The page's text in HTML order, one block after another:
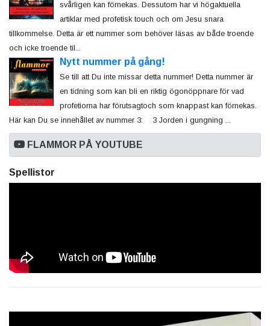
svårligen kan förnekas. Dessutom har vi högaktuella
artiklar med profetisk touch och om Jesu snara
tillkommelse. Detta är ett nummer som behöver läsas av både troende
och icke troende til...
Nytt nummer på gång!
Se till att Du inte missar detta nummer! Detta nummer är
en tidning som kan bli en riktig ögonöppnare för vad
profetiorna har förutsagtoch som knappast kan förnekas.
Här kan Du se innehållet av nummer 3: 3 Jorden i gungning ...
FLAMMOR PÅ YOUTUBE
Spellistor